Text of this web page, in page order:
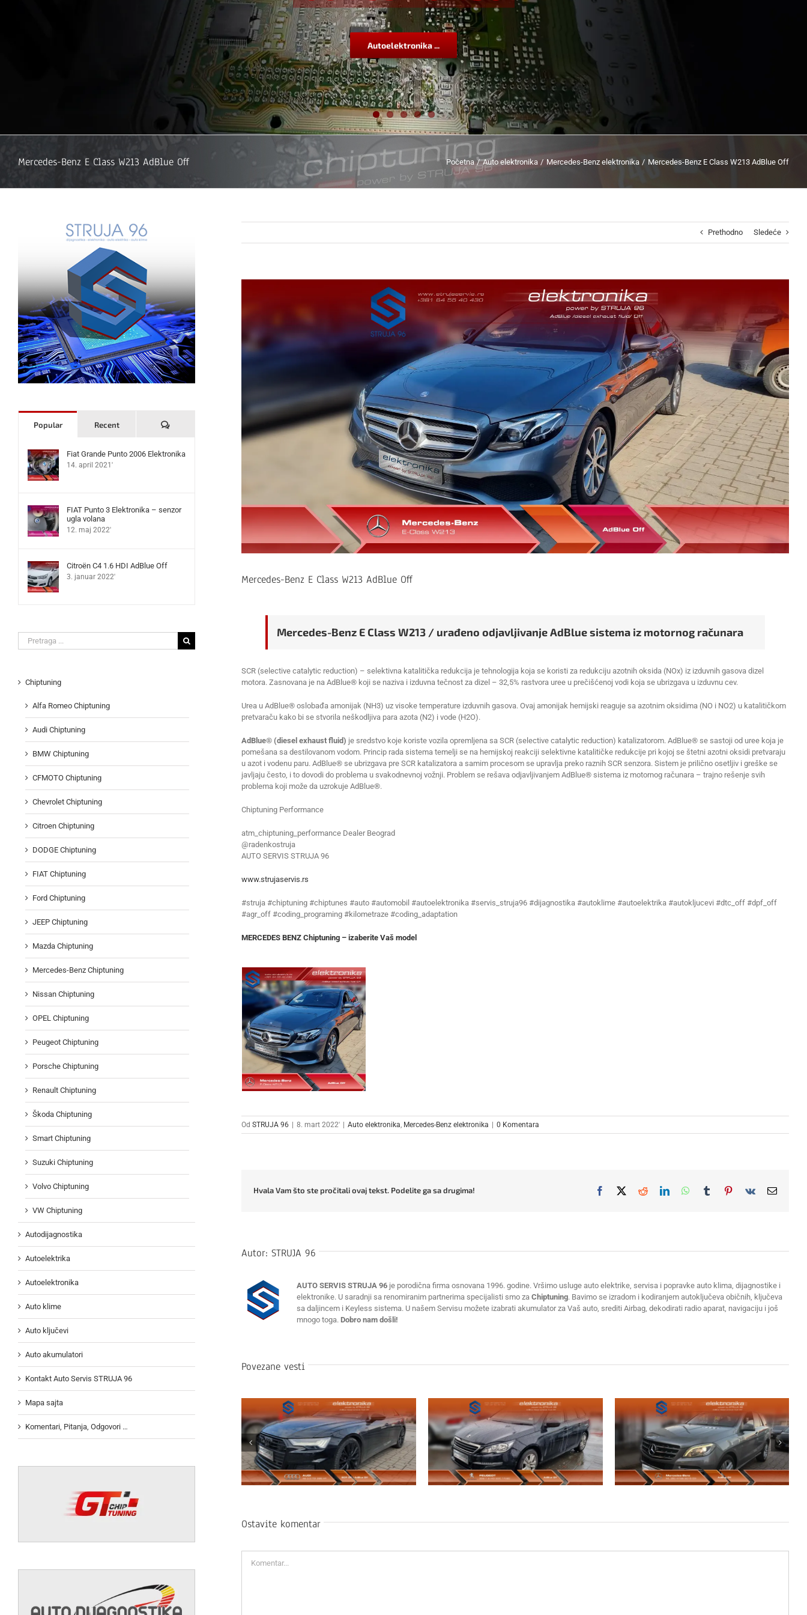
Autoelektronika ...
Mercedes-Benz E Class W213 AdBlue Off Početna Auto elektronika Mercedes-Benz elektronika Mercedes-Benz E Class W213 AdBlue Off
Prethodno Sledeće
Mercedes-Benz E Class W213 AdBlue Off
Mercedes-Benz E Class W213 / urađeno odjavljivanje AdBlue sistema iz motornog računara
SCR (selective catalytic reduction) – selektivna katalitička redukcija je tehnologija koja se koristi za redukciju azotnih oksida (NOx) iz izduvnih gasova dizel
motora. Zasnovana je na AdBlue® koji se naziva i izduvna tečnost za dizel – 32,5% rastvora uree u prečišćenoj vodi koja se ubrizgava u izduvnu cev.
Urea u AdBlue® oslobađa amonijak (NH3) uz visoke temperature izduvnih gasova. Ovaj amonijak hemijski reaguje sa azotnim oksidima (NО i NО2) u katalitičkom
pretvaraču kako bi se stvorila neškodljiva para azota (N2) i vode (H2O).
AdBlue® (diesel exhaust fluid) je sredstvo koje koriste vozila opremljena sa SCR (selective catalytic reduction) katalizatorom. AdBlue® se sastoji od uree koja je
pomešana sa destilovanom vodom. Princip rada sistema temelji se na hemijskoj reakciji selektivne katalitičke redukcije pri kojoj se štetni azotni oksidi pretvaraju
u azot i vodenu paru. AdBlue® se ubrizgava pre SCR katalizatora a samim procesom se upravlja preko raznih SCR senzora. Sistem je prilično osetljiv i greške se
javljaju često, i to dovodi do problema u svakodnevnoj vožnji. Problem se rešava odjavljivanjem AdBlue® sistema iz motornog računara – trajno rešenje svih
problema koji može da uzrokuje AdBlue®.
Chiptuning Performance
atm_chiptuning_performance Dealer Beograd
@radenkostruja
AUTO SERVIS STRUJA 96
www.strujaservis.rs
#struja #chiptuning #chiptunes #auto #automobil #autoelektronika #servis_struja96 #dijagnostika #autoklime #autoelektrika #autokljucevi #dtc_off #dpf_off
#agr_off #coding_programing #kilometraze #coding_adaptation
MERCEDES BENZ Chiptuning – izaberite Vaš model
OdSTRUJA 96 | 8. mart 2022' | Auto elektronika Mercedes-Benz elektronika | 0 Komentara
Hvala Vam što ste pročitali ovaj tekst. Podelite ga sa drugima! Facebook RedditLinkedInWhatsApp
Tumblr Pinterest
Vk Email
Autor:STRUJA 96
AUTO SERVIS STRUJA 96 je porodična firma osnovana 1996. godine. Vršimo usluge auto elektrike, servisa i popravke auto klima, dijagnostike i
elektronike. U saradnji sa renomiranim partnerima specijalisti smo zaChiptuning. Bavimo se izradom i kodiranjem autoključeva običnih, ključeva
sa daljincem i Keyless sistema. U našem Servisu možete izabrati akumulator za Vaš auto, srediti Airbag, dekodirati radio aparat, navigaciju i još
mnogo toga.Dobro nam došli!
Povezane vesti
Audi A6 3.0 TDI 286 HP Elektronika –
Peugeot 308 1.6 HDI EDC 17c60 AdBlue
Off
Mercedes-Benz ML 350 W166 2015 CDI
AdBlue Off
Ostavite komentar
Popular Recent Komentari
Fiat Grande Punto 2006 Elektronika
14. april 2021'
FIAT Punto 3 Elektronika – senzor
ugla volana
12. maj 2022'
Citroën C4 1.6 HDI AdBlue Off
3. januar 2022'
Search
for:
Chiptuning
Alfa Romeo Chiptuning
Audi Chiptuning
BMW Chiptuning
CFMOTO Chiptuning
Chevrolet Chiptuning
Citroen Chiptuning
DODGE Chiptuning
FIAT Chiptuning
Ford Chiptuning
JEEP Chiptuning
Mazda Chiptuning
Mercedes-Benz Chiptuning
Nissan Chiptuning
OPEL Chiptuning
Peugeot Chiptuning
Porsche Chiptuning
Renault Chiptuning
Škoda Chiptuning
Smart Chiptuning
Suzuki Chiptuning
Volvo Chiptuning
VW Chiptuning
Autodijagnostika
Autoelektrika
Autoelektronika
Auto klime
Auto ključevi
Auto akumulatori
Kontakt Auto Servis STRUJA 96
Mapa sajta
Komentari, Pitanja, Odgovori …